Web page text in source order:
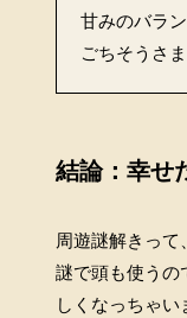
甘みのバラ
ごちそうさま
結論：幸せ
周遊謎解きって
謎で頭も使うの
しくなっちゃい